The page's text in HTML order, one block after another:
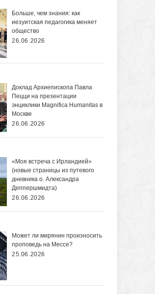
Больше, чем знания: как
иезуитская педагогика меняет
общество
26.06.2026
Доклад Архиепископа Павла
Пецци на презентации
энциклики Magnifica Нumanitas в
Москве
26.06.2026
«Моя встреча с Ирландией»
(новые страницы из путевого
дневника о. Александра
Деппершмидта)
26.06.2026
Может ли мирянин произносить
проповедь на Мессе?
25.06.2026